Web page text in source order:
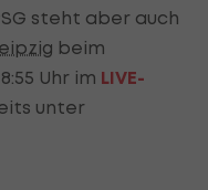
steht aber auch
beim
Uhr im LIVE-
unter